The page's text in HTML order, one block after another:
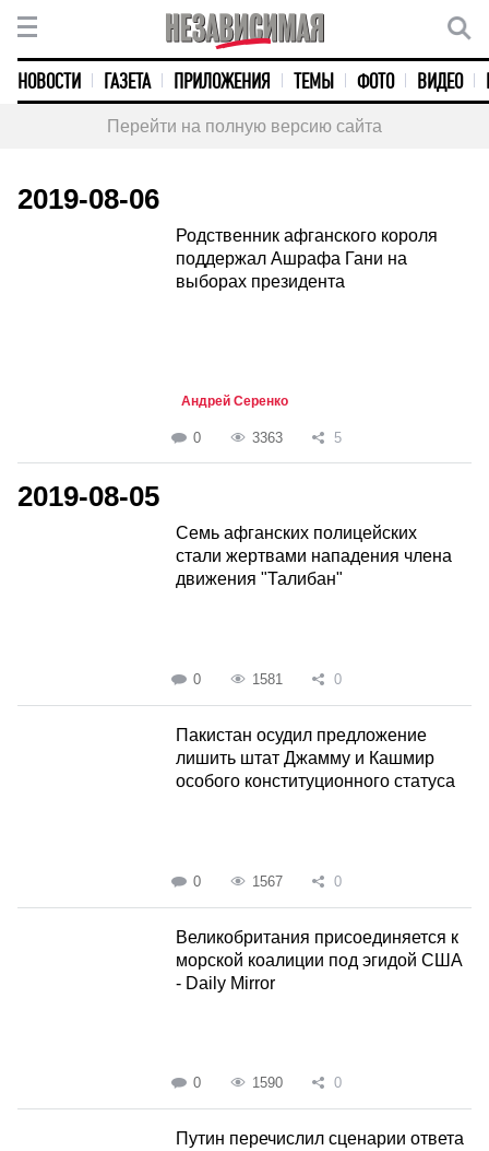
НОВОСТИ ГАЗЕТА ПРИЛОЖЕНИЯ ТЕМЫ ФОТО ВИДЕО
Перейти на полную версию сайта
2019-08-06
Родственник афганского короля
поддержал Ашрафа Гани на
выборах президента
Андрей Серенко
0 3363 5
2019-08-05
Семь афганских полицейских
стали жертвами нападения члена
движения "Талибан"
0 1581 0
Пакистан осудил предложение
лишить штат Джамму и Кашмир
особого конституционного статуса
0 1567 0
Великобритания присоединяется к
морской коалиции под эгидой США
- Daily Mirror
0 1590 0
Путин перечислил сценарии ответа